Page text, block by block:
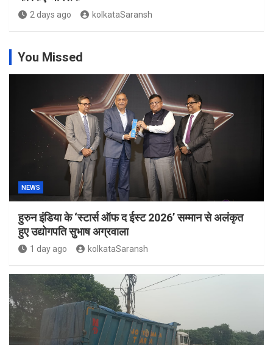
2 days ago kolkataSaransh
You Missed
NEWS
हुरुन इंडिया के ‘स्टार्स ऑफ द ईस्ट 2026’ सम्मान से अलंकृत
हुए उद्योगपति सुभाष अग्रवाला
1 day ago kolkataSaransh